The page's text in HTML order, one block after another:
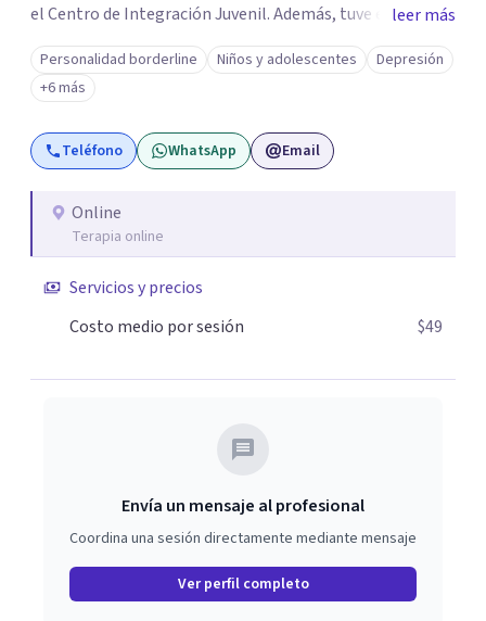
el Centro de Integración Juvenil. Además, tuve el
privilegio de colaborar en comunidades como Olivar del
Conde y Xochimilco, lo que me permitió conocer diversas
realidades y necesidades.
leer más
Personalidad borderline Niños y adolescentes
Depresión
+6 más
Teléfono WhatsApp Email
Online
Terapia online
Servicios y precios
Costo medio por sesión
$49
Envía un mensaje al profesional
Coordina una sesión directamente mediante mensaje
Ver perfil completo